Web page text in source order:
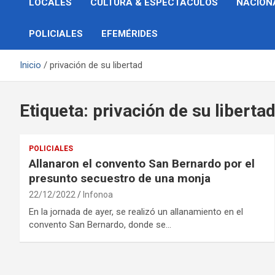
LOCALES CULTURA & ESPECTÁCULOS
POLICIALES EFEMÉRIDES
Inicio privación de su libertad
Etiqueta: privación de su libertad
POLICIALES
Allanaron el convento San Bernardo por el
presunto secuestro de una monja
22/12/2022 Infonoa
En la jornada de ayer, se realizó un allanamiento en el
convento San Bernardo, donde se…